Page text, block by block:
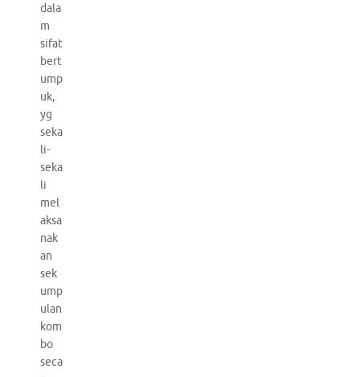
dala
m
sifat
bert
ump
uk,
yg
seka
li-
seka
li
mel
aksa
nak
an
sek
ump
ulan
kom
bo
seca